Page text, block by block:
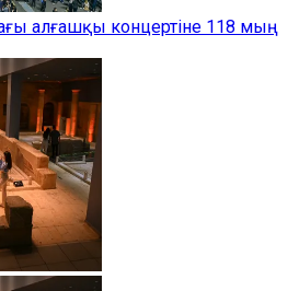
алғашқы концертіне 118 мың